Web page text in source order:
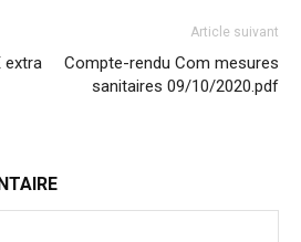
extra
Article suivant
Compte-rendu Com mesures
sanitaires 09/10/2020.pdf